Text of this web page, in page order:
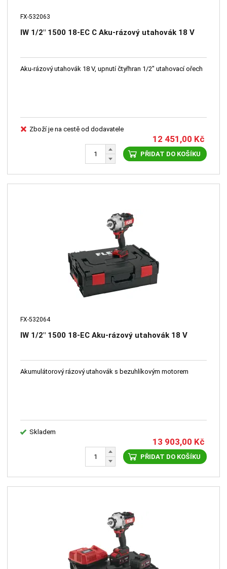
FX-532063
IW 1/2" 1500 18-EC C Aku-rázový utahovák 18 V
Aku-rázový utahovák 18 V, upnutí čtyřhran 1/2" utahovací ořech
Zboží je na cestě od dodavatele
12 451,00 Kč
PŘIDAT DO KOŠÍKU
FX-532064
IW 1/2" 1500 18-EC Aku-rázový utahovák 18 V
Akumulátorový rázový utahovák s bezuhlíkovým motorem
Skladem
13 903,00 Kč
PŘIDAT DO KOŠÍKU